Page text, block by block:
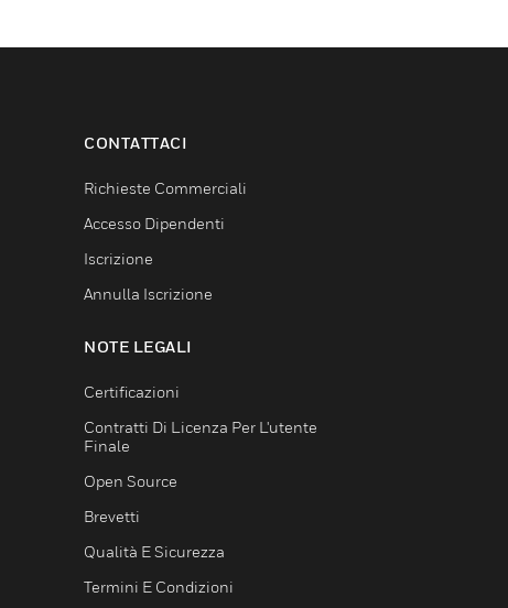
CONTATTACI
Richieste Commerciali
Accesso Dipendenti
Iscrizione
Annulla Iscrizione
NOTE LEGALI
Certificazioni
Contratti Di Licenza Per L'utente
Finale
Open Source
Brevetti
Qualità E Sicurezza
Termini E Condizioni